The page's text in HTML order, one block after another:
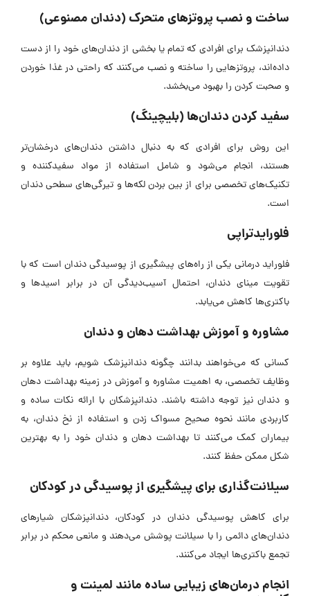
ساخت و نصب پروتز‌های متحرک (دندان مصنوعی)
دندانپزشک برای افرادی که تمام یا بخشی از دندان‌های خود را از دست
داده‌اند، پروتز‌هایی را ساخته و نصب می‌کنند که راحتی در غذا خوردن
و صحبت کردن را بهبود می‌بخشد.
سفید کردن دندان‌ها (بلیچینگ)
این روش برای افرادی که به دنبال داشتن دندان‌های درخشان‌تر
هستند، انجام می‌شود و شامل استفاده از مواد سفیدکننده و
تکنیک‌های تخصصی برای از بین بردن لکه‌ها و تیرگی‌های سطحی دندان
است.
فلورایدتراپی
فلوراید درمانی یکی از راه‌های پیشگیری از پوسیدگی دندان است که با
تقویت مینای دندان، احتمال آسیب‌دیدگی آن در برابر اسید‌ها و
باکتری‌ها کاهش می‌یابد.
مشاوره و آموزش بهداشت دهان و دندان
کسانی که می‌خواهند بدانند چگونه دندانپزشک شویم، باید علاوه بر
وظایف تخصصی، به اهمیت مشاوره و آموزش در زمینه بهداشت دهان
و دندان نیز توجه داشته باشند. دندانپزشکان با ارائه نکات ساده و
کاربردی مانند نحوه صحیح مسواک زدن و استفاده از نخ دندان، به
بیماران کمک می‌کنند تا بهداشت دهان و دندان خود را به بهترین
شکل ممکن حفظ کنند.
سیلانت‌گذاری برای پیشگیری از پوسیدگی در کودکان
برای کاهش پوسیدگی دندان در کودکان، دندانپزشکان شیار‌های
دندان‌های دائمی را با سیلانت پوشش می‌دهند و مانعی محکم در برابر
تجمع باکتری‌ها ایجاد می‌کنند.
انجام درمان‌های زیبایی ساده مانند لمینت و